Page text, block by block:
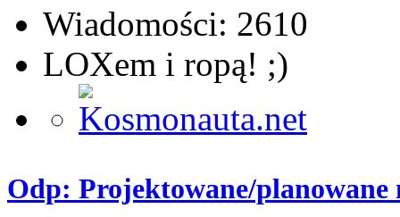
Wiadomości: 2610
LOXem i ropą! ;)
Odp: Projektowane/